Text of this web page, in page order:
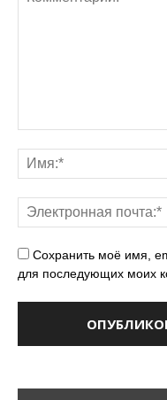
Сохранить моё имя,
для последующих моих